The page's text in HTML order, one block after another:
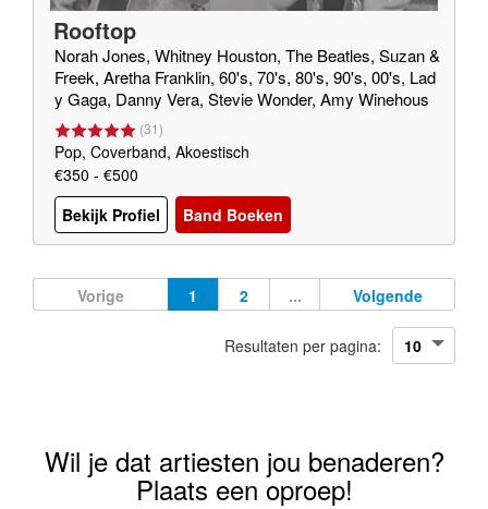
Rooftop
Norah Jones, Whitney Houston, The Beatles, Suzan &
Freek, Aretha Franklin, 60's, 70's, 80's, 90's, 00's, Lad
y Gaga, Danny Vera, Stevie Wonder, Amy Winehous
e, Eric Clapton, Jason Mraz, Marvin Gaye, Elvis Presl
ey, Queen, George Ezra
(31)
Pop, Coverband, Akoestisch
€350 - €500
Bekijk Profiel
Band Boeken
Vorige 1 2 ... Volgende
Resultaten per pagina:
Wil je dat artiesten jou benaderen?
Plaats een oproep!